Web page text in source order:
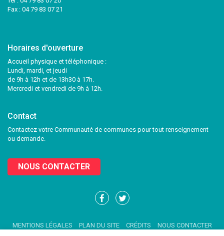
Fax : 04 79 83 07 21
Horaires d'ouverture
Accueil physique et téléphonique :
Lundi, mardi, et jeudi
de 9h à 12h et de 13h30 à 17h.
Mercredi et vendredi de 9h à 12h.
Contact
Contactez votre Communauté de communes pour tout renseignement
ou demande.
NOUS CONTACTER
Lien
compte
Lien
compte
MENTIONS LÉGALES PLAN DU SITE CRÉDITS NOUS CONTACTER